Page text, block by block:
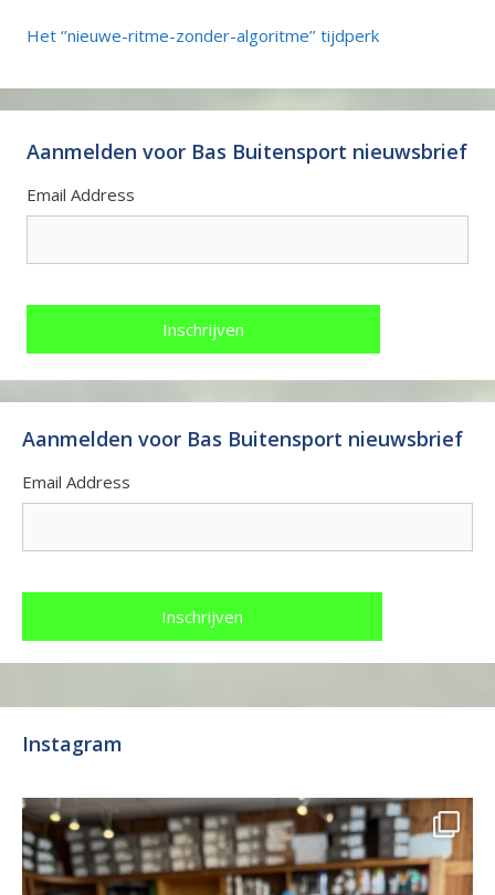
Het ‘’nieuwe-ritme-zonder-algoritme’’ tijdperk
Aanmelden voor Bas Buitensport nieuwsbrief
Email Address
Aanmelden voor Bas Buitensport nieuwsbrief
Email Address
Instagram